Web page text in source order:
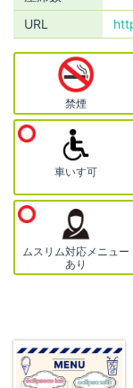
URL
禁煙
車いす可
ムスリム対応メニュー
あり